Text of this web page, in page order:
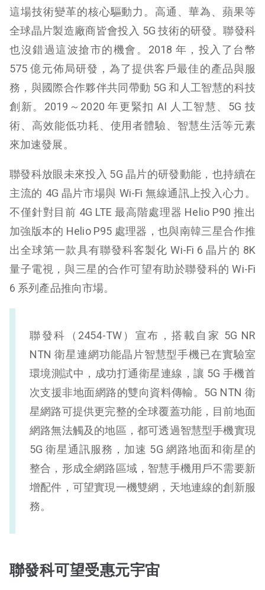
這場技術變革的核心驅動力。高通、華為、蘋果等
全球晶片製造廠商皆會投入 5G 技術的研發。聯發科
也沒錯過這波搶市的機會。2018 年，投入了台幣
575 億元佈局研發，為了提供客戶最佳的產品與服
務，與國際合作夥伴共同帶動 5G 和人工智慧的科技
創新。2019～2020 年更緊扣 AI 人工智慧、5G 技
術、高效能低功耗、使用者體驗、智慧生活等元素
來加速發展。
聯發科放眼未來投入 5G 晶片的研發動能，也持續在
主流的 4G 晶片市場與 Wi-Fi 無線通訊上投入心力。
不僅針對目前 4G LTE 最高階處理器 Helio P90 推出
加強版本的 Helio P95 處理器，也與南韓三星合作推
出全球第一款具有聯發科客製化 Wi-Fi 6 晶片的 8K
量子電視，與三星的合作可望有助於聯發科的 Wi-Fi
6 系列產品推向市場。
聯發科（2454-TW）宣布，搭載自家 5G NR
NTN 衛星連網功能晶片智慧型手機已在實驗室
環境測試中，成功打通衛星連線，讓 5G 手機首
次支援非地面網路的雙向資料傳輸。5G NTN 衛
星網路可提供更完整的全球覆蓋功能，目前地面
網路無法觸及的地區，都可透過智慧型手機實現
5G 衛星通訊服務，加速 5G 網路地面和衛星的
整合，形成全網路區域，智慧手機用戶不需要新
增配件，可望實現一機雙網，天地連線的創新服
務。
聯發科可望受惠元宇宙